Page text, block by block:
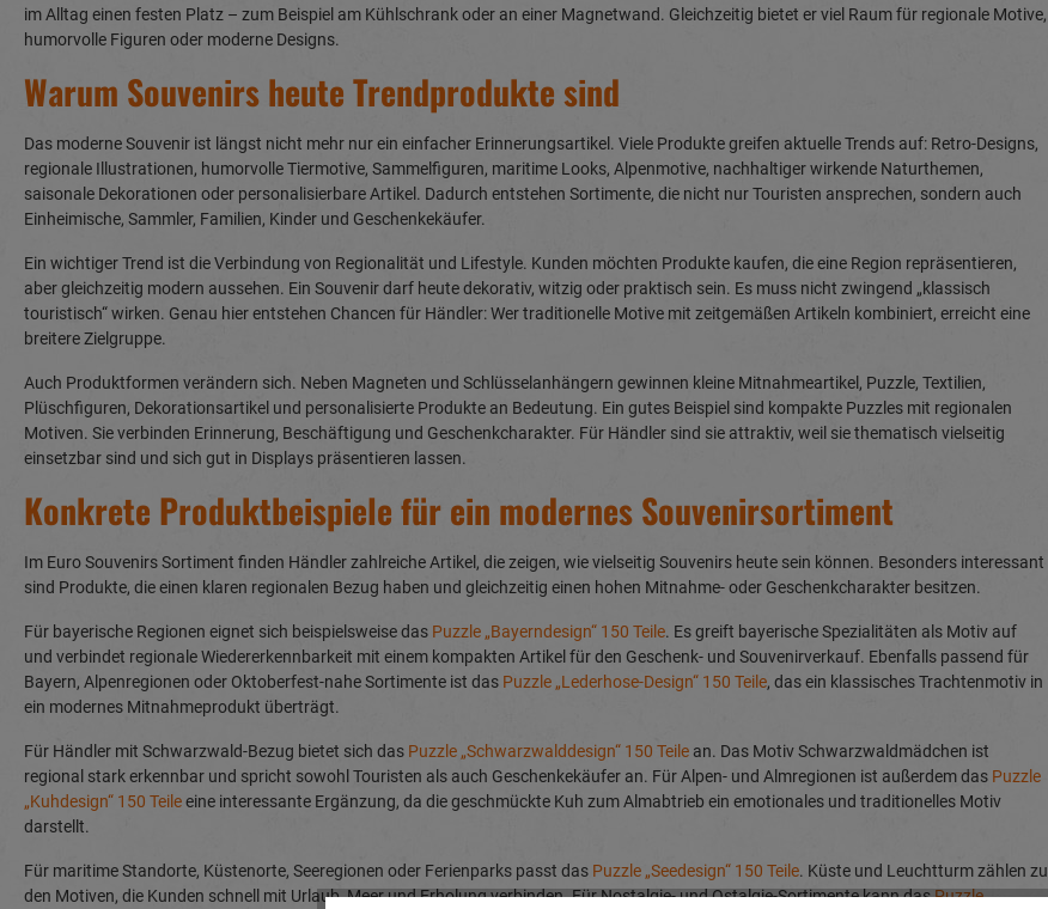
im Alltag einen festen Platz – zum Beispiel am Kühlschrank oder an einer Magnetwand. Gleichzeitig bietet er viel Raum für regionale Motive,
humorvolle Figuren oder moderne Designs.
Warum Souvenirs heute Trendprodukte sind
Das moderne Souvenir ist längst nicht mehr nur ein einfacher Erinnerungsartikel. Viele Produkte greifen aktuelle Trends auf: Retro-Designs,
regionale Illustrationen, humorvolle Tiermotive, Sammelfiguren, maritime Looks, Alpenmotive, nachhaltiger wirkende Naturthemen,
saisonale Dekorationen oder personalisierbare Artikel. Dadurch entstehen Sortimente, die nicht nur Touristen ansprechen, sondern auch
Einheimische, Sammler, Familien, Kinder und Geschenkekäufer.
Ein wichtiger Trend ist die Verbindung von Regionalität und Lifestyle. Kunden möchten Produkte kaufen, die eine Region repräsentieren,
aber gleichzeitig modern aussehen. Ein Souvenir darf heute dekorativ, witzig oder praktisch sein. Es muss nicht zwingend „klassisch
touristisch“ wirken. Genau hier entstehen Chancen für Händler: Wer traditionelle Motive mit zeitgemäßen Artikeln kombiniert, erreicht eine
breitere Zielgruppe.
Auch Produktformen verändern sich. Neben Magneten und Schlüsselanhängern gewinnen kleine Mitnahmeartikel, Puzzle, Textilien,
Plüschfiguren, Dekorationsartikel und personalisierte Produkte an Bedeutung. Ein gutes Beispiel sind kompakte Puzzles mit regionalen
Motiven. Sie verbinden Erinnerung, Beschäftigung und Geschenkcharakter. Für Händler sind sie attraktiv, weil sie thematisch vielseitig
einsetzbar sind und sich gut in Displays präsentieren lassen.
Konkrete Produktbeispiele für ein modernes Souvenirsortiment
Im Euro Souvenirs Sortiment finden Händler zahlreiche Artikel, die zeigen, wie vielseitig Souvenirs heute sein können. Besonders interessant
sind Produkte, die einen klaren regionalen Bezug haben und gleichzeitig einen hohen Mitnahme- oder Geschenkcharakter besitzen.
Für bayerische Regionen eignet sich beispielsweise das Puzzle „Bayerndesign“ 150 Teile. Es greift bayerische Spezialitäten als Motiv auf
und verbindet regionale Wiedererkennbarkeit mit einem kompakten Artikel für den Geschenk- und Souvenirverkauf. Ebenfalls passend für
Bayern, Alpenregionen oder Oktoberfest-nahe Sortimente ist das Puzzle „Lederhose-Design“ 150 Teile, das ein klassisches Trachtenmotiv in
ein modernes Mitnahmeprodukt überträgt.
Für Händler mit Schwarzwald-Bezug bietet sich das Puzzle „Schwarzwalddesign“ 150 Teile an. Das Motiv Schwarzwaldmädchen ist
regional stark erkennbar und spricht sowohl Touristen als auch Geschenkekäufer an. Für Alpen- und Almregionen ist außerdem das Puzzle
„Kuhdesign“ 150 Teileeine interessante Ergänzung, da die geschmückte Kuh zum Almabtrieb ein emotionales und traditionelles Motiv
darstellt.
Für maritime Standorte, Küstenorte, Seeregionen oder Ferienparks passt das Puzzle „Seedesign“ 150 Teile. Küste und Leuchtturm zählen zu
den Motiven, die Kunden schnell mit Urlaub, Meer und Erholung verbinden. Für Nostalgie- und Ostalgie-Sortimente kann dasPuzzle